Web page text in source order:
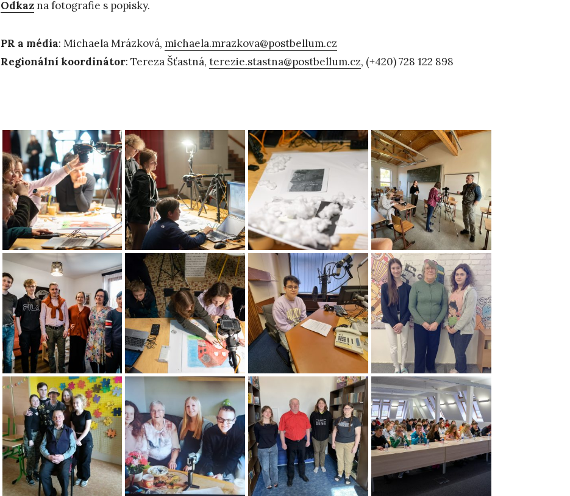
Odkazna fotografie s popisky.
PR a média: Michaela Mrázková, michaela.mrazkova@postbellum.cz
Regionální koordinátor: Tereza Šťastná, terezie.stastna@postbellum.cz, (+420) 728 122 898